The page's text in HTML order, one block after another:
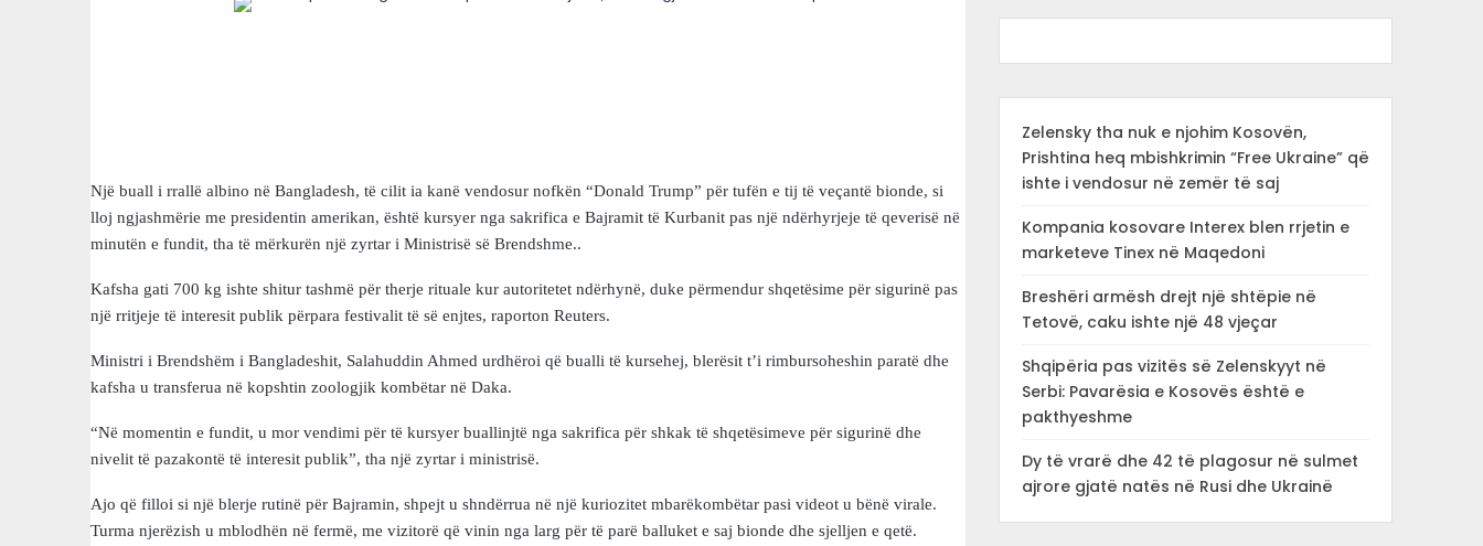
Një buall i rrallë albino në Bangladesh, të cilit ia kanë vendosur nofkën “Donald Trump” për tufën e tij të veçantë bionde, si
lloj ngjashmërie me presidentin amerikan, është kursyer nga sakrifica e Bajramit të Kurbanit pas një ndërhyrjeje të qeverisë në
minutën e fundit, tha të mërkurën një zyrtar i Ministrisë së Brendshme..
Kafsha gati 700 kg ishte shitur tashmë për therje rituale kur autoritetet ndërhynë, duke përmendur shqetësime për sigurinë pas
një rritjeje të interesit publik përpara festivalit të së enjtes, raporton Reuters.
Ministri i Brendshëm i Bangladeshit, Salahuddin Ahmed urdhëroi që bualli të kursehej, blerësit t’i rimbursoheshin paratë dhe
kafsha u transferua në kopshtin zoologjik kombëtar në Daka.
“Në momentin e fundit, u mor vendimi për të kursyer buallinjtë nga sakrifica për shkak të shqetësimeve për sigurinë dhe
nivelit të pazakontë të interesit publik”, tha një zyrtar i ministrisë.
Ajo që filloi si një blerje rutinë për Bajramin, shpejt u shndërrua në një kuriozitet mbarëkombëtar pasi videot u bënë virale.
Turma njerëzish u mblodhën në fermë, me vizitorë që vinin nga larg për të parë balluket e saj bionde dhe sjelljen e qetë.
Zelensky tha nuk e njohim Kosovën,
Prishtina heq mbishkrimin “Free Ukraine” që
ishte i vendosur në zemër të saj
Kompania kosovare Interex blen rrjetin e
marketeve Tinex në Maqedoni
Breshëri armësh drejt një shtëpie në
Tetovë, caku ishte një 48 vjeçar
Shqipëria pas vizitës së Zelenskyyt në
Serbi: Pavarësia e Kosovës është e
pakthyeshme
Dy të vrarë dhe 42 të plagosur në sulmet
ajrore gjatë natës në Rusi dhe Ukrainë